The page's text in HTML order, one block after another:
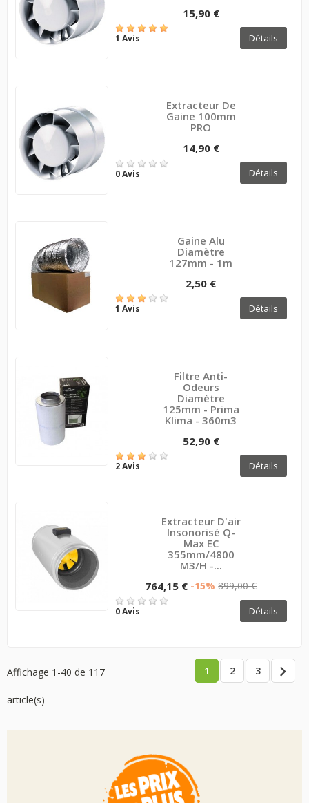
15,90 €
1 Avis Détails
Extracteur De
Gaine 100mm
PRO
14,90 €
0 Avis Détails
Gaine Alu
Diamètre
127mm - 1m
2,50 €
1 Avis Détails
Filtre Anti-
Odeurs
Diamètre
125mm - Prima
Klima - 360m3
52,90 €
2 Avis Détails
Extracteur D'air
Insonorisé Q-
Max EC
355mm/4800
M3/H -...
764,15 € -15% 899,00 €
0 Avis Détails
Affichage 1-40 de 117
article(s)
1 2 3 